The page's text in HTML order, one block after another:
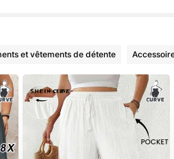
et vêtements de détente